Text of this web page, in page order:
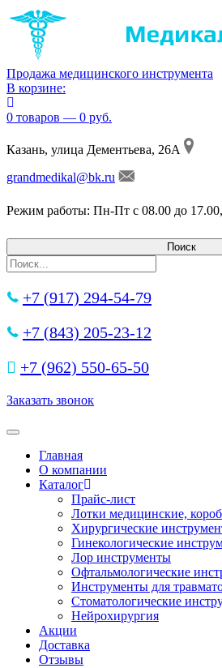
Продажа медицинского инструмента
В корзине:
0 товаров — 0 руб.
Казань, улица Дементьева, 26А
grandmedikal@bk.ru
Режим работы: Пн-Пт с 08.00 до
+7 (917) 294-54-79
+7 (843) 205-23-12
+7 (962) 550‑65‑50‬
Заказать звонок
Toggle navigation
Главная
О компании
Каталог
Прайс-лист
Лотки медицинские,
Хирургические
Гинекологические
Лор инструменты
Офтальмологические
Инструменты для
Стоматологические
Нейрохирургия
Акции
Доставка
Отзывы